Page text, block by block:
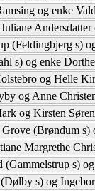
og enke
(Feldingbjerg s)
s) og enke
og Helle
og Anne
og Kirsten
(Brøndum s)
Margrethe
s)
s) og